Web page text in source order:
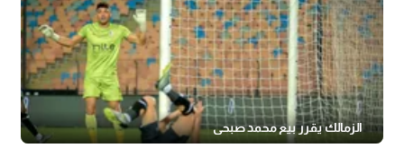
الزمالك يقرر بيع محمد صبحي